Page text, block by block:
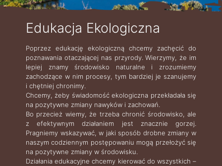
Edukacja Ekologiczna
Poprzez edukację ekologiczną chcemy zachęcić do
poznawania otaczającej nas przyrody. Wierzymy, że im
lepiej znamy środowisko naturalne i zrozumiemy
zachodzące w nim procesy, tym bardziej je szanujemy
i chętniej chronimy.
Chcemy, żeby świadomość ekologiczna przekładała się
na pozytywne zmiany nawyków i zachowań.
Bo przecież wiemy, że trzeba chronić środowisko, ale
z efektywnym działaniem jest znacznie gorzej.
Pragniemy wskazywać, w jaki sposób drobne zmiany w
naszym codziennym postępowaniu mogą przełożyć się
na pozytywne zmiany w środowisku.
Działania edukacyjne chcemy kierować do wszystkich –